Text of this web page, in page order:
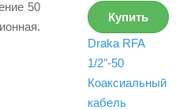
50
Купить
Draka RFA
1/2"-50
Коаксиальный
кабель